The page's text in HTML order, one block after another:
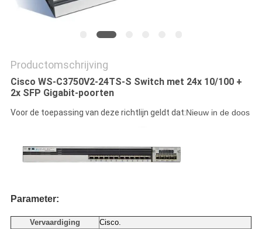
Productomschrijving
Cisco WS-C3750V2-24TS-S Switch met 24x 10/100 +
2x SFP Gigabit-poorten
Voor de toepassing van deze richtlijn geldt dat:Nieuw in de doos
Parameter:
Vervaardiging
Cisco.